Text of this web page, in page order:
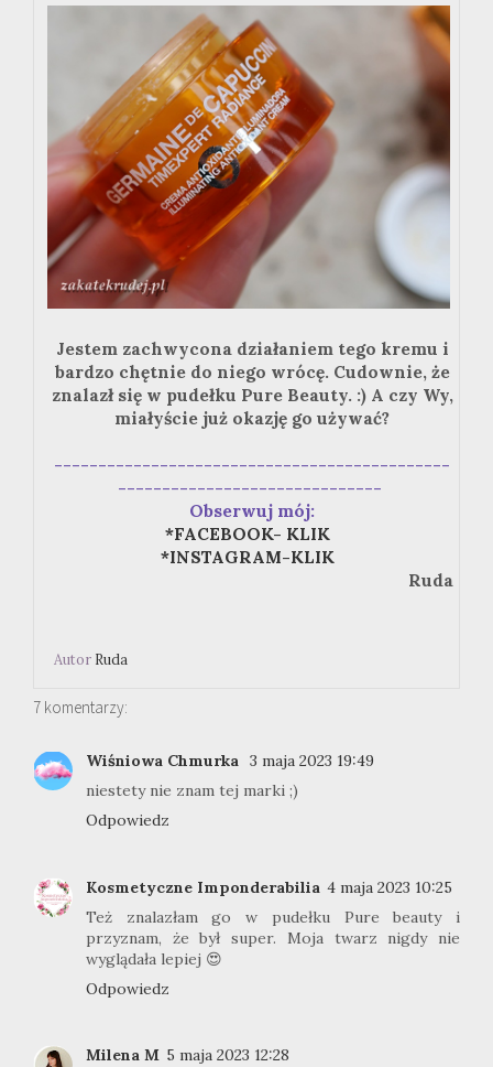
Jestem zachwycona działaniem tego kremu i
bardzo chętnie do niego wrócę. Cudownie, że
znalazł się w pudełku Pure Beauty. :) A czy Wy,
miałyście już okazję go używać?
---------------------------------------------
------------------------------
Obserwuj mój:
*FACEBOOK- KLIK
*INSTAGRAM-KLIK
Ruda
Autor Ruda
7 komentarzy:
Wiśniowa Chmurka 3 maja 2023 19:49
niestety nie znam tej marki ;)
Odpowiedz
Kosmetyczne Imponderabilia 4 maja 2023 10:25
Też znalazłam go w pudełku Pure beauty i
przyznam, że był super. Moja twarz nigdy nie
wyglądała lepiej 😍
Odpowiedz
Milena M 5 maja 2023 12:28